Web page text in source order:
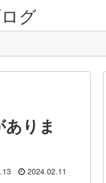
グ
りま
2024.02.11